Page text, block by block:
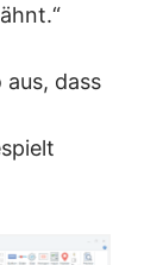
aus, dass